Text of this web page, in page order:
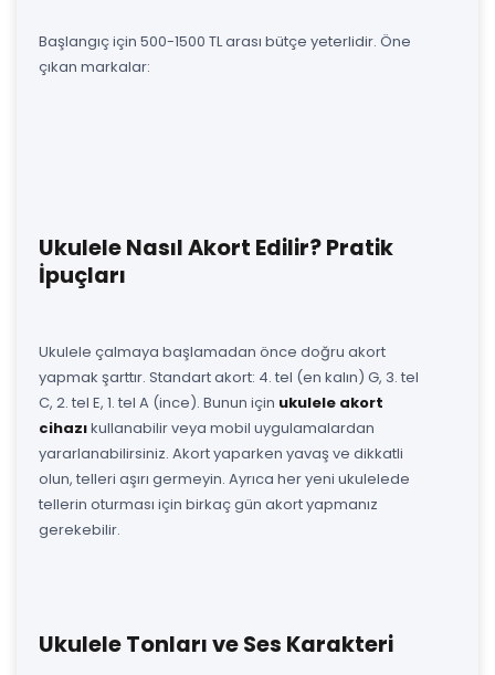
Başlangıç için 500-1500 TL arası bütçe yeterlidir. Öne
çıkan markalar:
Ukulele Nasıl Akort Edilir? Pratik
İpuçları
Ukulele çalmaya başlamadan önce doğru akort
yapmak şarttır. Standart akort: 4. tel (en kalın) G, 3. tel
C, 2. tel E, 1. tel A (ince). Bunun için ukulele akort
cihazıkullanabilir veya mobil uygulamalardan
yararlanabilirsiniz. Akort yaparken yavaş ve dikkatli
olun, telleri aşırı germeyin. Ayrıca her yeni ukulelede
tellerin oturması için birkaç gün akort yapmanız
gerekebilir.
Ukulele Tonları ve Ses Karakteri